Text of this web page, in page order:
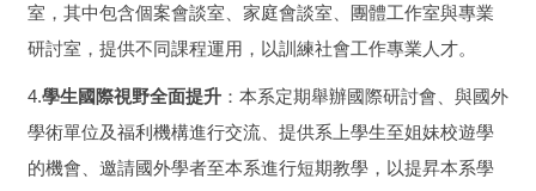
室，其中包含個案會談室、家庭會談室、團體工作室與專業
研討室，提供不同課程運用，以訓練社會工作專業人才。
4.學生國際視野全面提升：本系定期舉辦國際研討會、與國外
學術單位及福利機構進行交流、提供系上學生至姐妹校遊學
的機會、邀請國外學者至本系進行短期教學，以提昇本系學